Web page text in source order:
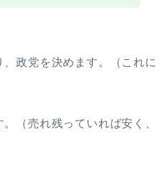
政党を決めます。（これに
（売れ残っていれば安く、